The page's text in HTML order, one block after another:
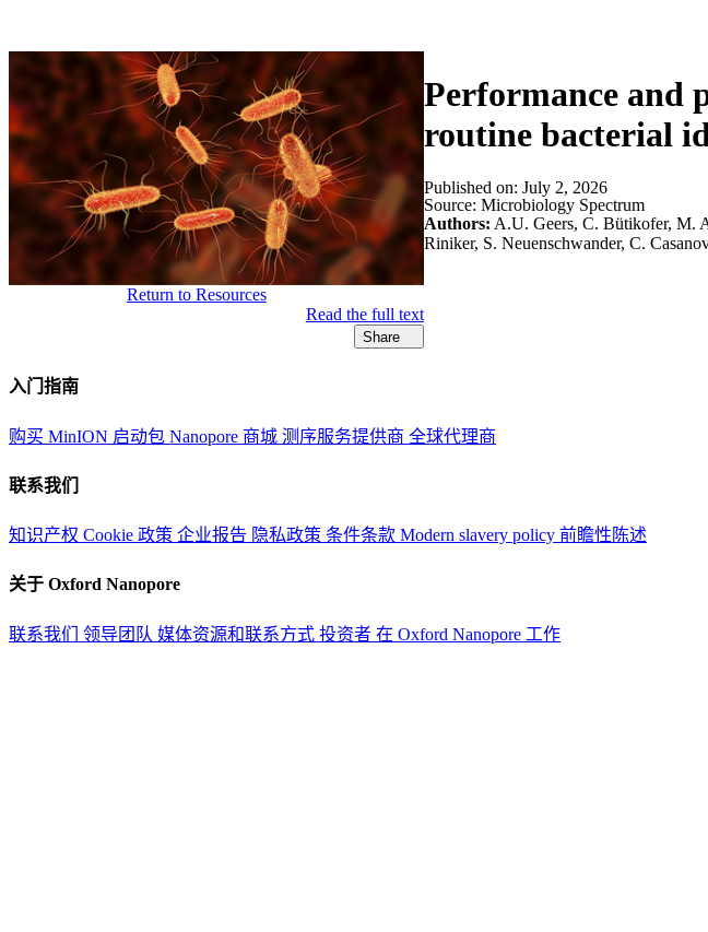
Performance and
routine bacterial
Return to Resources
Read the full text
Share
Published on: July 2, 2026
Source: Microbiology Spectrum
Authors: A.U. Geers, C. Bütikofer, M.
Riniker, S. Neuenschwander, C.
入门指南
购买 MinION 启动包 Nanopore 商城 测序服务提供商 全球代理商
联系我们
知识产权 Cookie 政策 企业报告 隐私政策 条件条款 Modern slavery policy 前瞻性陈述
关于 Oxford Nanopore
联系我们 领导团队 媒体资源和联系方式 投资者 在 Oxford Nanopore 工作